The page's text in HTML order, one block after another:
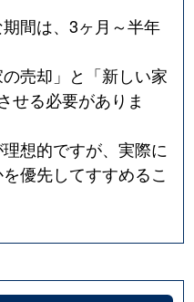
間は、3ヶ月～半年
売却」と「新しい家
せる必要がありま
想的ですが、実際に
優先してすすめるこ